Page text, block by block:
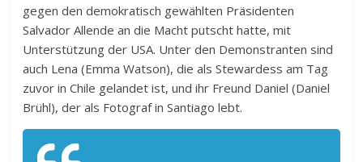
gegen den demokratisch gewählten Präsidenten
Salvador Allende an die Macht putscht hatte, mit
Unterstützung der USA. Unter den Demonstranten sind
auch Lena (Emma Watson), die als Stewardess am Tag
zuvor in Chile gelandet ist, und ihr Freund Daniel (Daniel
Brühl), der als Fotograf in Santiago lebt.